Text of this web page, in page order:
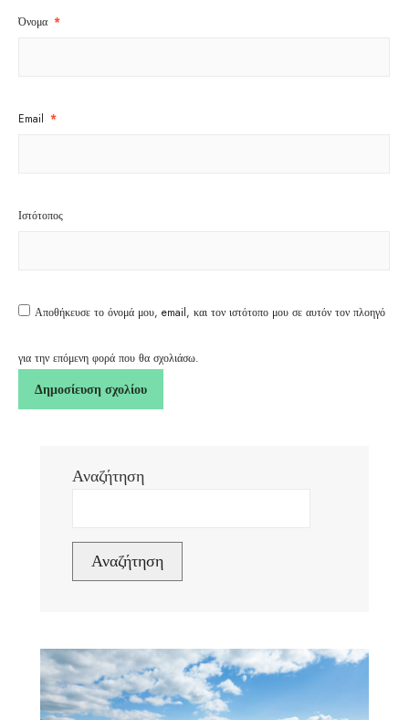
Όνομα *
Email *
Ιστότοπος
Αποθήκευσε το όνομά μου, email, και τον ιστότοπο μου σε αυτόν τον πλοηγό
για την επόμενη φορά που θα σχολιάσω.
Αναζήτηση
Αναζήτηση